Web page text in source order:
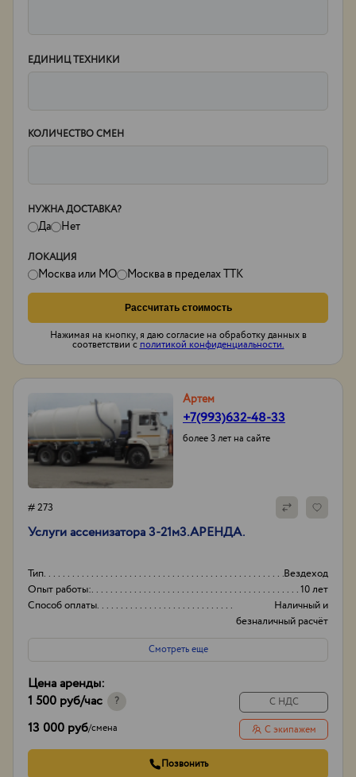
ЕДИНИЦ ТЕХНИКИ
КОЛИЧЕСТВО СМЕН
НУЖНА ДОСТАВКА?
Да Нет
ЛОКАЦИЯ
Москва или МО Москва в пределах ТТК
Рассчитать стоимость
Нажимая на кнопку, я даю согласие на обработку данных в
соответствии с политикой конфиденциальности.
Артем
+7(993)632-48-33
более 3 лет на сайте
# 273
Услуги ассенизатора 3-21м3.АРЕНДА.
Тип
Вездеход
Опыт работы:
10 лет
Способ оплаты
Наличный и
безналичный расчёт
Порядок оплаты
Предоплата
Смотреть еще
Цена аренды:
1 500 руб/час ?
13 000 руб/смена
С НДС
С экипажем
Позвонить